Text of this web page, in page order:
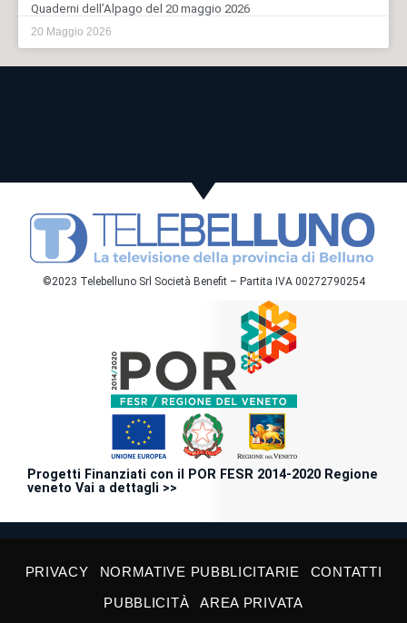
Quaderni dell’Alpago del 20 maggio 2026
20 Maggio 2026
©2023 Telebelluno Srl Società Benefit – Partita IVA 00272790254
Progetti Finanziati con il POR FESR 2014-2020 Regione
veneto Vai a dettagli >>
PRIVACY NORMATIVE PUBBLICITARIE
CONTATTI
PUBBLICITÀ
AREA PRIVATA